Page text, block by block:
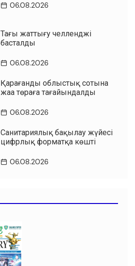
06.08.2026
Таңғы жаттығу челленджі
басталды
06.08.2026
Қарағанды облыстық сотына
жаңа төраға тағайындалды
06.08.2026
Санитариялық бақылау жүйесі
цифрлық форматқа көшті
06.08.2026